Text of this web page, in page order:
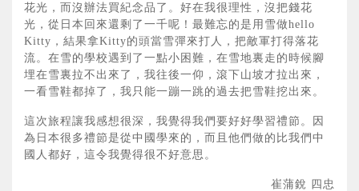
花光，而沒辦法買紀念品了。好在我很理性，沒把錢花
光，從日本回來還剩了一千呢！最難忘的是用雪做hello
Kitty，結果拿Kitty的頭當雪彈來打人，把敵軍打得落花
流。在雪的學校遇到了一點小困難，在雪地裏走的時候腳
埋在雪裏拉不出來了，我往後一仰，滾下山坡才拉出來，
一看雪鞋都掉了，我只能一蹦一跳的過去把雪鞋挖出來。
這次旅程讓我感想很深，我覺得我們要好好學習禮節。因
為日本很多禮節是從中國學來的，而且他們做的比我們中
國人都好，這令我覺得很不好意思。
崔蒲銳 四忠